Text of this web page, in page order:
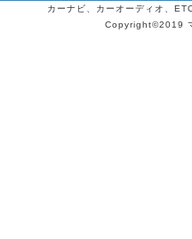
カーナビ、カーオーディオ、
Copyright©2019